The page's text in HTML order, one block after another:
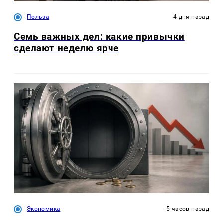
Польза 4 дня назад
Семь важных дел: какие привычки
сделают неделю ярче
Экономика 5 часов назад